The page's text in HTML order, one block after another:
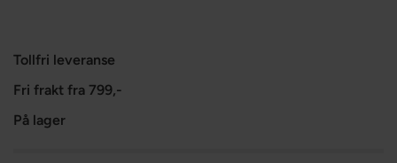
Tollfri leveranse
Fri frakt fra 799,-
På lager